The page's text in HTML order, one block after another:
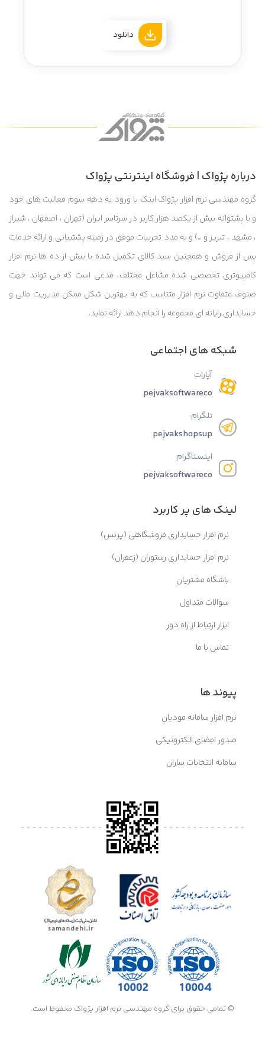
دانلود
درباره پژواک | فروشگاه اینترنتی پژواک
گروه مهندسی نرم افزار پژواک اینک با ورود به دهه سوم فعالیت های خود
و با پشتوانه بیش از یکصد هزار کاربر در سرتاسر ایران (تهران ، اصفهان ، شیراز
، مشهد ، تبریز و …) و به مدد تجربیات موفق در زمینه پشتیبانی و ارائه خدمات
پس از فروش و همچنین سبد کالای تکمیل شده با بیش از ده ها نرم افزار
کامپیوتری تخصصی شده مشاغل مختلف، مدعی است که می تواند جهت
صنوف متفاوت نرم افزار متناسب که به بهترین شکل ممکن مدیریت مالی و
حسابداری رایانه ای مجموعه را انجام دهد ارائه نماید.
شبکه های اجتماعی
آپارات
pejvaksoftwareco
تلگرام
pejvakshopsup
اینستاگرام
pejvaksoftwareco
لینک های پر کاربرد
نرم افزار حسابداری فروشگاهی (پرنس)
نرم افزار حسابداری رستوران (زعفران)
باشگاه مشتریان
سوالات متداول
ابزار ارتباط از راه دور
تماس با ما
پیوند ها
نرم افزار سامانه مودیان
صدور امضای الکترونیکی
سامانه انتخابات ساران
© تمامی حقوق برای گروه مهندسی نرم افزار پژواک محفوظ است.